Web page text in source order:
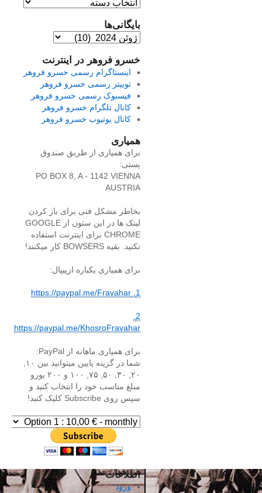
و
برنامه
بایگانی‌ها
بایگانی‌ها
خسرو فروهر در اینترنت
اینستاگرام رسمی خسرو فروهر
توییتر رسمی خسرو فروهر
فیسبوک رسمی خسرو فروهر
کانال تلگرام خسرو فروهر
کانال یوتیوب خسرو فروهر
همیاری
برای همیاری از طریق صندوق
پستی:
PO BOX 8, A - 1142 VIENNA
AUSTRIA
بخاطر مشکل فنی برای باز کردن
لینک ها در این ستون از GOOGLE
CHROME برای اینترنت استفاده
نکنید. بقیه BOWSERS کار میکنند!
برای همیاری یکباره ازپیپال:
1. https://paypal.me/Fravahar
https://paypal.me/KhosroFravahar
برای همیاری ماهانه از PayPal:
۲۰, ۳۰, ۵۰, ۷۵, ۱۰۰ و ۲۰۰ یورو
مبلغ مناسب خود را انتخاب کنید و
سپس روی Subscribe کلیک کنید!
اطلاعات
ورود